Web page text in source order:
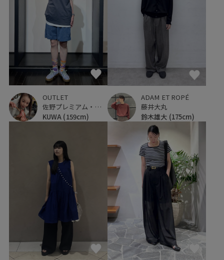
OUTLET
佐野プレミアム・アウトレット
KUWA (159cm)
ADAM ET ROPÉ
藤井大丸
鈴木雄大 (175cm)